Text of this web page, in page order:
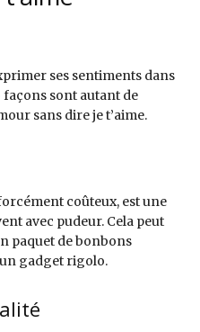
ses sentiments dans
façons sont autant de
sans dire je t’aime.
coûteux, est une
avec pudeur. Cela peut
paquet de bonbons
gadget rigolo.